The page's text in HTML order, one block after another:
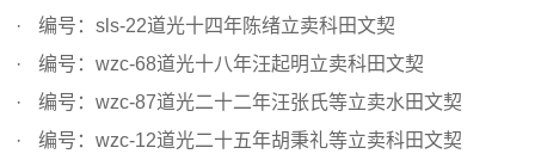
编号：sls-22道光十四年陈绪立卖科田文契
编号：wzc-68道光十八年汪起明立卖科田文契
编号：wzc-87道光二十二年汪张氏等立卖水田文契
编号：wzc-12道光二十五年胡秉礼等立卖科田文契